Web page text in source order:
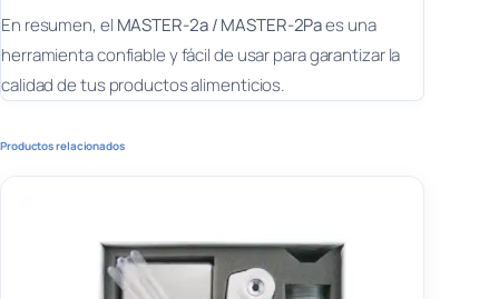
En resumen, el MASTER-2a / MASTER-2Paes una
herramienta confiable y fácil de usar para garantizar la
calidad de tus productos alimenticios.
Productos relacionados